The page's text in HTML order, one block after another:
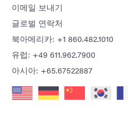
이메일 보내기
글로벌 연락처
북아메리카: +1 860.482.1010
유럽: +49 611.962.7900
아시아: +65.67522887